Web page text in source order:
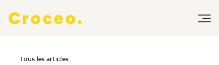
Tous les articles